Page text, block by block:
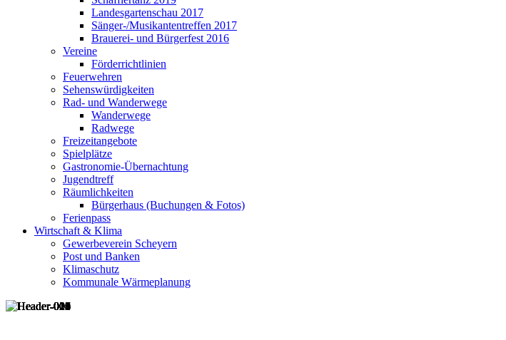
Landesgartenschau 2017
Sänger-/Musikantentreffen 2017
Brauerei- und Bürgerfest 2016
Vereine
Förderrichtlinien
Feuerwehren
Sehenswürdigkeiten
Rad- und Wanderwege
Wanderwege
Radwege
Freizeitangebote
Spielplätze
Gastronomie-Übernachtung
Jugendtreff
Räumlichkeiten
Bürgerhaus (Buchungen & Fotos)
Ferienpass
Wirtschaft & Klima
Gewerbeverein Scheyern
Post und Banken
Klimaschutz
Kommunale Wärmeplanung